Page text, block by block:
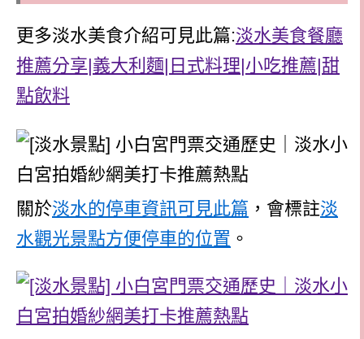
更多淡水美食介紹可見此篇:淡水美食餐廳
推薦分享|義大利麵|日式料理|小吃推薦|甜
點飲料
關於淡水的停車資訊可見此篇 ，會標註淡
水觀光景點方便停車的位置 。